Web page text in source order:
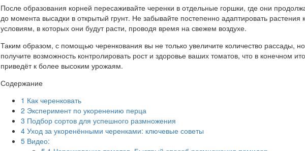
После образования корней пересаживайте черенки в отдельные горшки, где они
до момента высадки в открытый грунт. Не забывайте постепенно адаптировать растения к
условиям, в которых они будут расти, проводя время на свежем воздухе.
Таким образом, с помощью черенкования вы не только увеличите количество рассады,
получите возможность контролировать рост и здоровье ваших томатов, что в конечном
приведёт к более высоким урожаям.
Содержание
1 Как черенковать
2 Эксперимент по укоренению перца
3 Подбор сортов для успешного размножения
4 Уход за укоренёнными черенками: ключевые советы
5 Видео: